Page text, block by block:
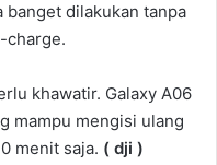
banget dilakukan tanpa
charge.
khawatir. Galaxy A06
mampu mengisi ulang
menit saja. ( dji )